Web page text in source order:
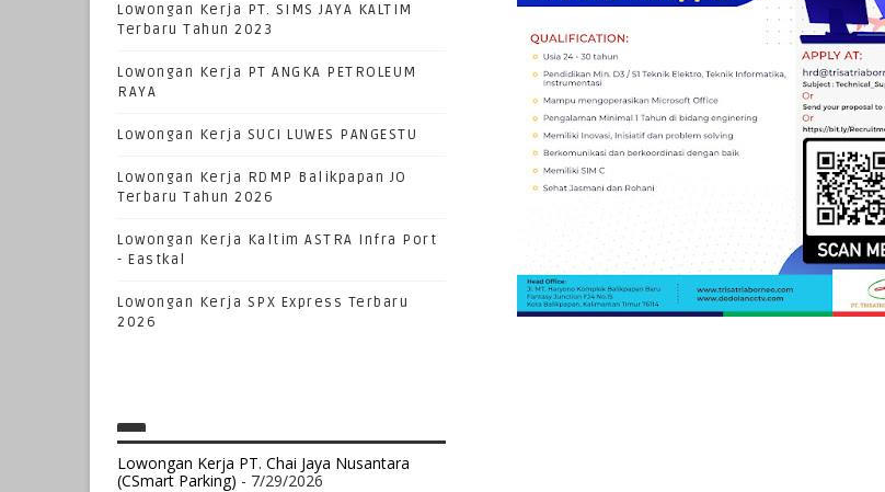
Lowongan Kerja PT. SIMS JAYA KALTIM
Terbaru Tahun 2023
Lowongan Kerja PT ANGKA PETROLEUM
RAYA
Lowongan Kerja SUCI LUWES PANGESTU
Lowongan Kerja RDMP Balikpapan JO
Terbaru Tahun 2026
Lowongan Kerja Kaltim ASTRA Infra Port
- Eastkal
Lowongan Kerja SPX Express Terbaru
2026
Lowongan Kerja PT. Chai Jaya Nusantara
(CSmart Parking) - 7/29/2026